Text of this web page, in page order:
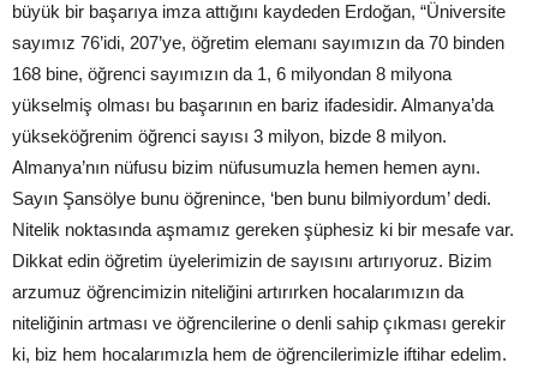
büyük bir başarıya imza attığını kaydeden Erdoğan, “Üniversite
sayımız 76’idi, 207’ye, öğretim elemanı sayımızın da 70 binden
168 bine, öğrenci sayımızın da 1, 6 milyondan 8 milyona
yükselmiş olması bu başarının en bariz ifadesidir. Almanya’da
yükseköğrenim öğrenci sayısı 3 milyon, bizde 8 milyon.
Almanya’nın nüfusu bizim nüfusumuzla hemen hemen aynı.
Sayın Şansölye bunu öğrenince, ‘ben bunu bilmiyordum’ dedi.
Nitelik noktasında aşmamız gereken şüphesiz ki bir mesafe var.
Dikkat edin öğretim üyelerimizin de sayısını artırıyoruz. Bizim
arzumuz öğrencimizin niteliğini artırırken hocalarımızın da
niteliğinin artması ve öğrencilerine o denli sahip çıkması gerekir
ki, biz hem hocalarımızla hem de öğrencilerimizle iftihar edelim.